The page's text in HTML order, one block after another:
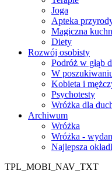
Joga
Apteka
Magiczna
Diety
Rozwój osobisty
Podróż w głąb
W
Kobieta i
Psychotesty
Wróżka dla
Archiwum
Wróżka
Wróżka -
Najlepsza
TPL_MOBI_NAV_TXT